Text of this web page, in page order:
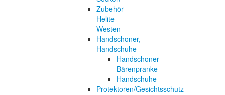
Zubehör
Helite-
Westen
Handschoner,
Handschuhe
Handschoner
Bärenpranke
Handschuhe
Protektoren/Gesichtsschutz